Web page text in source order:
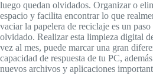
luego quedan olvidados. Organizar o
espacio y facilita encontrar lo que
vaciar la papelera de reciclaje es un
olvidado. Realizar esta limpieza digital
vez al mes, puede marcar una gran
capacidad de respuesta de tu PC,
nuevos archivos y aplicaciones